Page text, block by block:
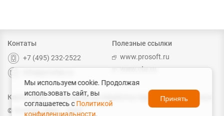
Контаты
+7 (495) 232-2522
Полезные ссылки
www.prosoft.ru
www.cta.ru
Карта сайта
Согласие на обработку персональных данных
© ProChip, 2004 – 2026
Мы используем cookie. Продолжая
использовать сайт, вы
соглашаетесь сПолитикой
конфиденциальности.
Принять